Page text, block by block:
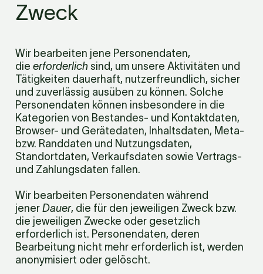
Zweck
Wir bearbeiten jene Personendaten,
die erforderlich sind, um unsere Aktivitäten und
Tätigkeiten dauerhaft, nutzerfreundlich, sicher
und zuverlässig ausüben zu können. Solche
Personendaten können insbesondere in die
Kategorien von Bestandes- und Kontaktdaten,
Browser- und Gerätedaten, Inhaltsdaten, Meta-
bzw. Randdaten und Nutzungsdaten,
Standortdaten, Verkaufsdaten sowie Vertrags-
und Zahlungsdaten fallen.
Wir bearbeiten Personendaten während
jener Dauer, die für den jeweiligen Zweck bzw.
die jeweiligen Zwecke oder gesetzlich
erforderlich ist. Personendaten, deren
Bearbeitung nicht mehr erforderlich ist, werden
anonymisiert oder gelöscht.